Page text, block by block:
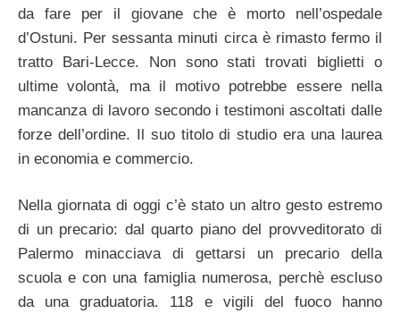
da fare per il giovane che è morto nell’ospedale
d’Ostuni. Per sessanta minuti circa è rimasto fermo il
tratto Bari-Lecce. Non sono stati trovati biglietti o
ultime volontà, ma il motivo potrebbe essere nella
mancanza di lavoro secondo i testimoni ascoltati dalle
forze dell’ordine. Il suo titolo di studio era una laurea
in economia e commercio.
Nella giornata di oggi c’è stato un altro gesto estremo
di un precario: dal quarto piano del provveditorato di
Palermo minacciava di gettarsi un precario della
scuola e con una famiglia numerosa, perchè escluso
da una graduatoria. 118 e vigili del fuoco hanno